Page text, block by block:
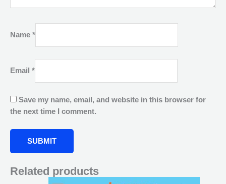
Name *
Email *
Save my name, email, and website in this browser for
the next time I comment.
Related products